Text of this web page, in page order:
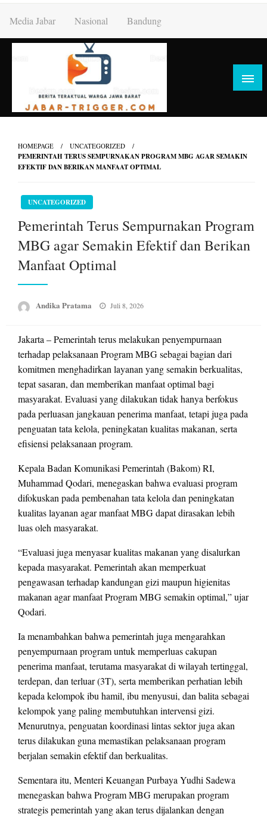
content
Media Jabar Nasional Bandung
HOMEPAGE UNCATEGORIZED
PEMERINTAH TERUS SEMPURNAKAN PROGRAM MBG AGAR SEMAKIN
EFEKTIF DAN BERIKAN MANFAAT OPTIMAL
UNCATEGORIZED
Pemerintah Terus Sempurnakan Program
MBG agar Semakin Efektif dan Berikan
Manfaat Optimal
Andika Pratama
Posted
Juli 8, 2026
Jakarta – Pemerintah terus melakukan penyempurnaan
terhadap pelaksanaan Program MBG sebagai bagian dari
komitmen menghadirkan layanan yang semakin berkualitas,
tepat sasaran, dan memberikan manfaat optimal bagi
masyarakat. Evaluasi yang dilakukan tidak hanya berfokus
pada perluasan jangkauan penerima manfaat, tetapi juga pada
penguatan tata kelola, peningkatan kualitas makanan, serta
efisiensi pelaksanaan program.
Kepala Badan Komunikasi Pemerintah (Bakom) RI,
Muhammad Qodari, menegaskan bahwa evaluasi program
difokuskan pada pembenahan tata kelola dan peningkatan
kualitas layanan agar manfaat MBG dapat dirasakan lebih
luas oleh masyarakat.
“Evaluasi juga menyasar kualitas makanan yang disalurkan
kepada masyarakat. Pemerintah akan memperkuat
pengawasan terhadap kandungan gizi maupun higienitas
makanan agar manfaat Program MBG semakin optimal,” ujar
Qodari.
Ia menambahkan bahwa pemerintah juga mengarahkan
penyempurnaan program untuk memperluas cakupan
penerima manfaat, terutama masyarakat di wilayah tertinggal,
terdepan, dan terluar (3T), serta memberikan perhatian lebih
kepada kelompok ibu hamil, ibu menyusui, dan balita sebagai
kelompok yang paling membutuhkan intervensi gizi.
Menurutnya, penguatan koordinasi lintas sektor juga akan
terus dilakukan guna memastikan pelaksanaan program
berjalan semakin efektif dan berkualitas.
Sementara itu, Menteri Keuangan Purbaya Yudhi Sadewa
menegaskan bahwa Program MBG merupakan program
strategis pemerintah yang akan terus dijalankan dengan